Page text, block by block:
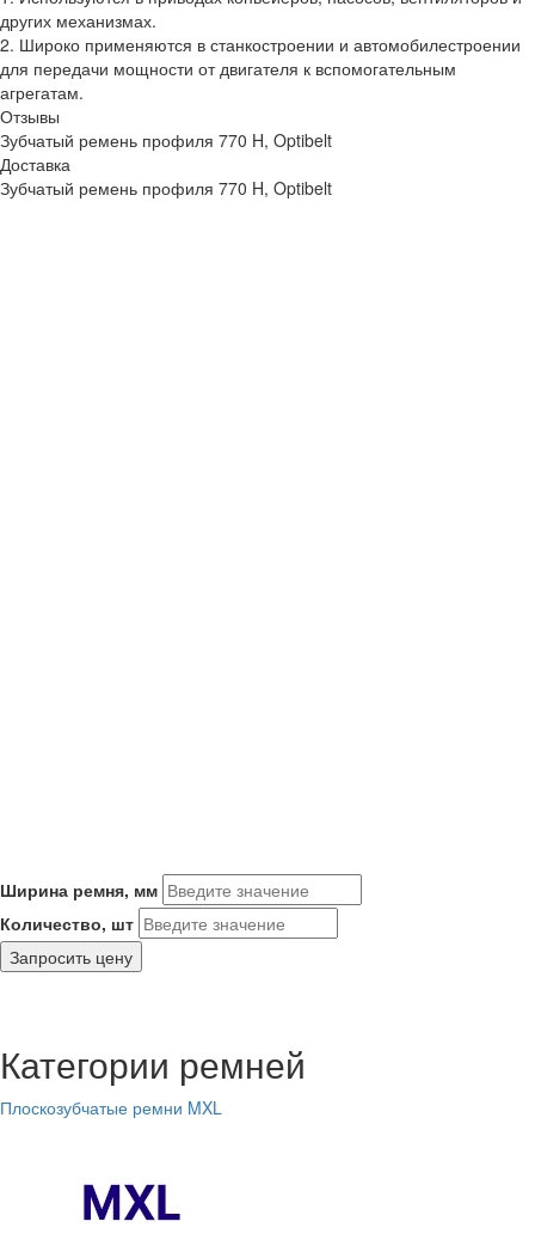
других механизмах.
2. Широко применяются в станкостроении и автомобилестроении
для передачи мощности от двигателя к вспомогательным
агрегатам.
Отзывы
Зубчатый ремень профиля 770 H, Optibelt
Доставка
Зубчатый ремень профиля 770 H, Optibelt
Ширина ремня, мм
Количество, шт
Запросить цену
Категории ремней
Плоскозубчатые ремни MXL